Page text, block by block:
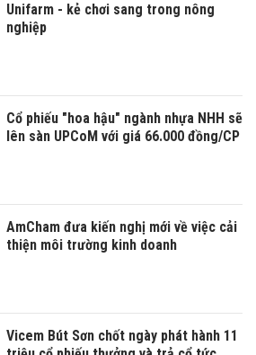
Unifarm - kẻ chơi sang trong nông
nghiệp
Cổ phiếu "hoa hậu" ngành nhựa NHH sẽ
lên sàn UPCoM với giá 66.000 đồng/CP
AmCham đưa kiến nghị mới về việc cải
thiện môi trường kinh doanh
Vicem Bút Sơn chốt ngày phát hành 11